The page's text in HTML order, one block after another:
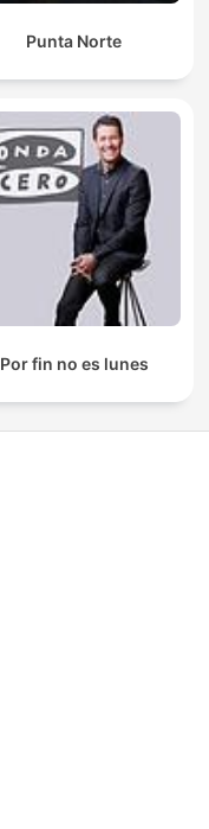
Punta Norte
Por fin no es lunes